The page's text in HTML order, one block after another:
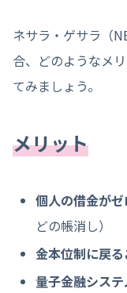
ネサラ・ゲサラ（
合、どのようなメ
てみましょう。
メリット
個人の借金が
どの帳消し）
金本位制に戻
量子金融シス